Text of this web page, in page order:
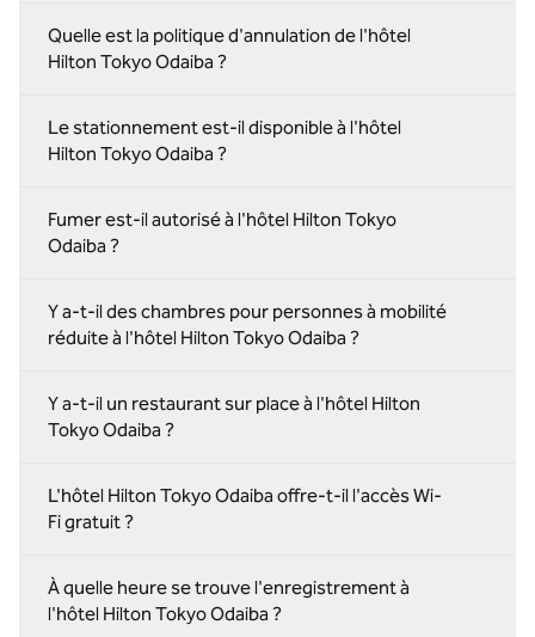
Quelle est la politique d'annulation de l'hôtel
Hilton Tokyo Odaiba ?
Le stationnement est-il disponible à l'hôtel
Hilton Tokyo Odaiba ?
Fumer est-il autorisé à l'hôtel Hilton Tokyo
Odaiba ?
Y a-t-il des chambres pour personnes à mobilité
réduite à l'hôtel Hilton Tokyo Odaiba ?
Y a-t-il un restaurant sur place à l'hôtel Hilton
Tokyo Odaiba ?
L'hôtel Hilton Tokyo Odaiba offre-t-il l'accès Wi-
Fi gratuit ?
À quelle heure se trouve l'enregistrement à
l'hôtel Hilton Tokyo Odaiba ?